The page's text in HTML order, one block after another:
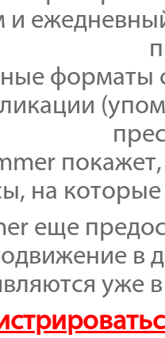
и
форматы
покажет,
на
еще
в
уже